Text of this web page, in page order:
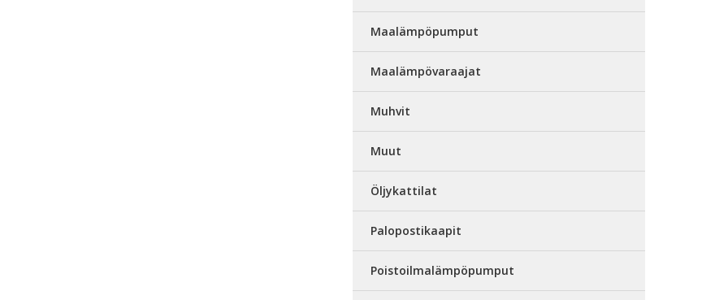
Maalämpöpumput
Maalämpövaraajat
Muhvit
Muut
Öljykattilat
Palopostikaapit
Poistoilmalämpöpumput